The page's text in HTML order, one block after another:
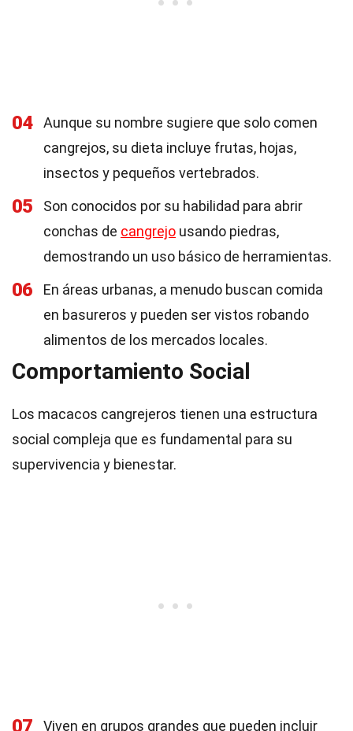
04
Aunque su nombre sugiere que solo comen
cangrejos, su dieta incluye frutas, hojas,
insectos y pequeños vertebrados.
05
Son conocidos por su habilidad para abrir
conchas de cangrejo usando piedras,
demostrando un uso básico de herramientas.
06
En áreas urbanas, a menudo buscan comida
en basureros y pueden ser vistos robando
alimentos de los mercados locales.
Comportamiento Social
Los macacos cangrejeros tienen una estructura
social compleja que es fundamental para su
supervivencia y bienestar.
07 Viven en grupos grandes que pueden incluir